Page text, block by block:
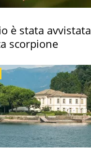
è stata avvistata
scorpione